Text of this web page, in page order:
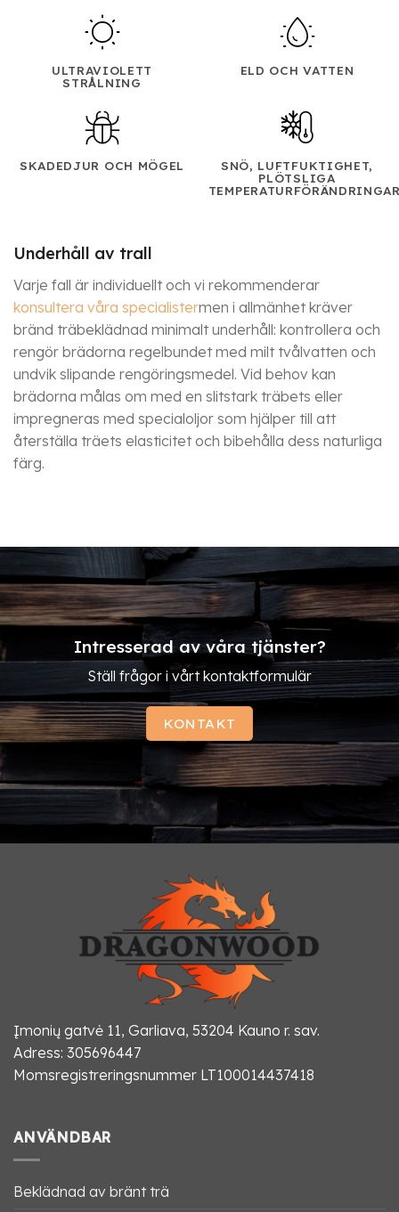
ULTRAVIOLETT
STRÅLNING
ELD OCH VATTEN
SKADEDJUR OCH MÖGEL
SNÖ, LUFTFUKTIGHET,
PLÖTSLIGA
Underhåll av trall
Varje fall är individuellt och vi rekommenderar
konsultera våra specialistermen i allmänhet kräver
bränd träbeklädnad minimalt underhåll: kontrollera och
rengör brädorna regelbundet med milt tvålvatten och
undvik slipande rengöringsmedel. Vid behov kan
brädorna målas om med en slitstark träbets eller
impregneras med specialoljor som hjälper till att
återställa träets elasticitet och bibehålla dess naturliga
färg.
Intresserad av våra tjänster?
Ställ frågor i vårt kontaktformulär
KONTAKT
Įmonių gatvė 11, Garliava, 53204 Kauno r. sav.
Adress: 305696447
Momsregistreringsnummer LT100014437418
ANVÄNDBAR
Beklädnad av bränt trä